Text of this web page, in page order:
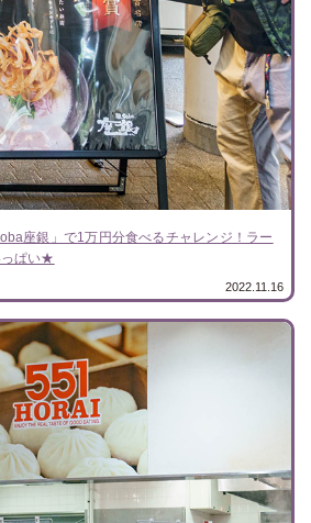
座銀」で1万円分食べるチャレンジ！ラー
っぱい★
2022.11.16